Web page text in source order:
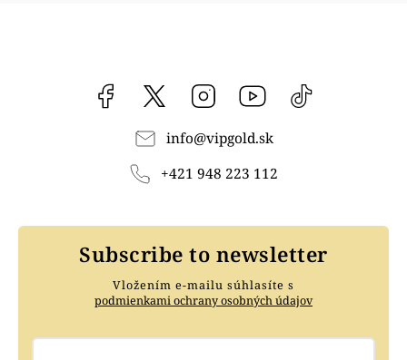
Facebook vipgoldsk Instagram YouTube
info@vipgold.sk
+421 948 223 112
Subscribe to newsletter
Vložením e-mailu súhlasíte s
podmienkami ochrany osobných údajov